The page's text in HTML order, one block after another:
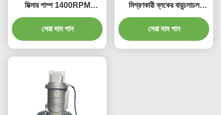
মিক্সার পাম্প 1400RPM
260mm 250N ওয়াটার ট্রিটমেন্ট
মিক্সার
সেরা দাম পান
মিশ্রণকারী ব্লকের বায়ুচলাচল
ট্যাঙ্কের জন্য উচ্চ চাপ
সেরা দাম পান